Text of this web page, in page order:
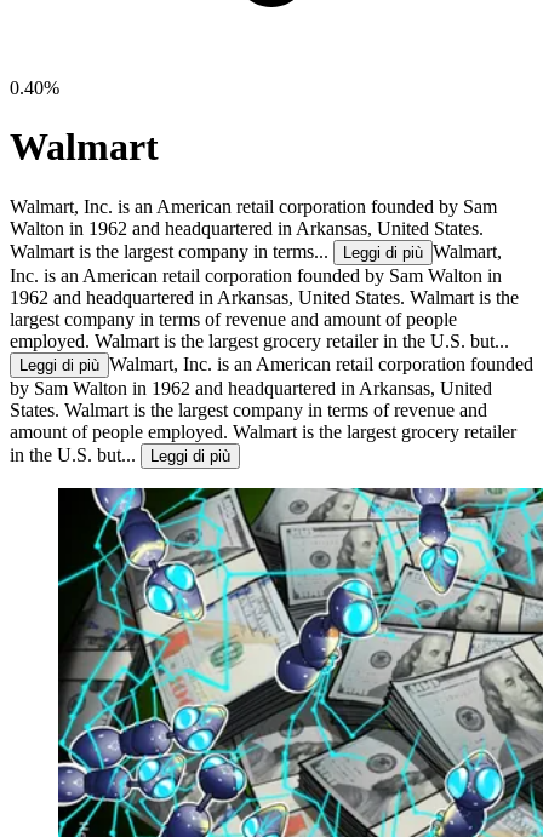
0.40%
Walmart
Walmart, Inc. is an American retail corporation founded by Sam
Walton in 1962 and headquartered in Arkansas, United States.
Walmart is the largest company in terms...
Leggi di più Walmart,
Inc. is an American retail corporation founded by Sam Walton in
1962 and headquartered in Arkansas, United States. Walmart is the
largest company in terms of revenue and amount of people
employed. Walmart is the largest grocery retailer in the U.S. but...
Leggi di più Walmart, Inc. is an American retail corporation founded
by Sam Walton in 1962 and headquartered in Arkansas, United
States. Walmart is the largest company in terms of revenue and
amount of people employed. Walmart is the largest grocery retailer
in the U.S. but...
Leggi di più